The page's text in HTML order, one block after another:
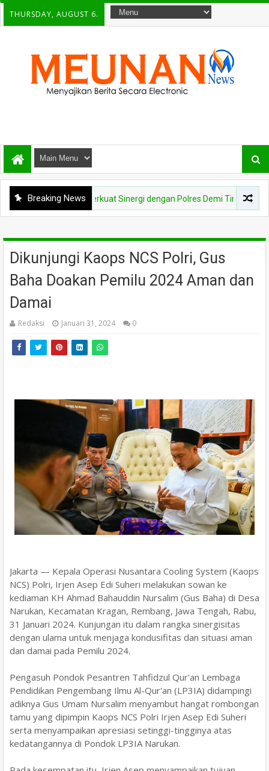
THURSDAY, AUGUST 6.
Breaking News
Besar Perkuat Sinergi dengan Polres Demi Tingkatkan Pelayanan
Dikunjungi Kaops NCS Polri, Gus
Baha Doakan Pemilu 2024 Aman dan
Damai
Redaksi Januari 31, 2024 0
Jakarta — Kepala Operasi Nusantara Cooling System (Kaops
NCS) Polri, Irjen Asep Edi Suheri melakukan sowan ke
kediaman KH Ahmad Bahauddin Nursalim (Gus Baha) di Desa
Narukan, Kecamatan Kragan, Rembang, Jawa Tengah, Rabu,
31 Januari 2024. Kunjungan itu dalam rangka sinergisitas
dengan ulama untuk menjaga kondusifitas dan situasi aman
dan damai pada Pemilu 2024.
Pengasuh Pondok Pesantren Tahfidzul Qur'an Lembaga
Pendidikan Pengembang Ilmu Al-Qur'an (LP3IA) didampingi
adiknya Gus Umam Nursalim menyambut hangat rombongan
tamu yang dipimpin Kaops NCS Polri Irjen Asep Edi Suheri
serta menyampaikan apresiasi setinggi-tingginya atas
kedatangannya di Pondok LP3IA Narukan.